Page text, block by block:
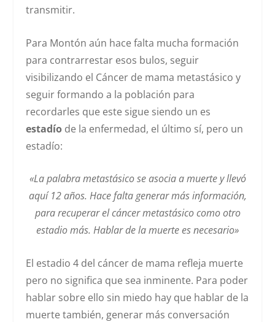
transmitir.
Para Montón aún hace falta mucha formación
para contrarrestar esos bulos, seguir
visibilizando el Cáncer de mama metastásico y
seguir formando a la población para
recordarles que este sigue siendo un es
estadío de la enfermedad, el último sí, pero un
estadío:
«La palabra metastásico se asocia a muerte y llevó
aquí 12 años. Hace falta generar más información,
para recuperar el cáncer metastásico como otro
estadio más. Hablar de la muerte es necesario»
El estadio 4 del cáncer de mama refleja muerte
pero no significa que sea inminente. Para poder
hablar sobre ello sin miedo hay que hablar de la
muerte también, generar más conversación